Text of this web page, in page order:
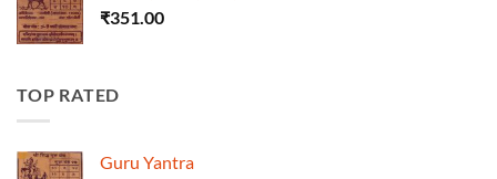
₹351.00
TOP RATED
Guru Yantra